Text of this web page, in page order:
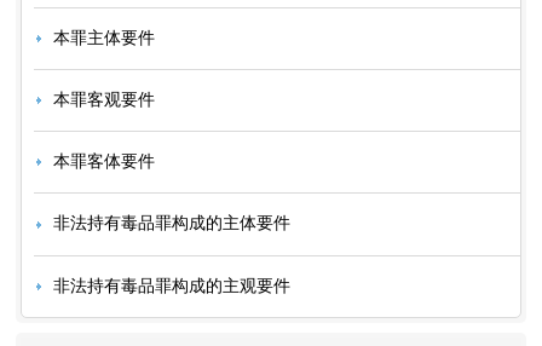
本罪主体要件
本罪客观要件
本罪客体要件
非法持有毒品罪构成的主体要件
非法持有毒品罪构成的主观要件